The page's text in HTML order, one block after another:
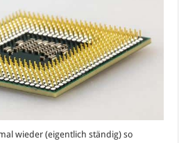
wieder (eigentlich ständig) so